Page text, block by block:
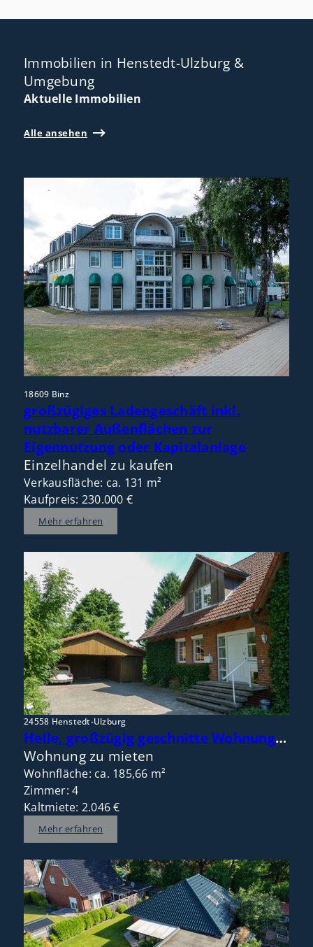
Immobilien in Henstedt-Ulzburg &
Umgebung
Aktuelle Immobilien
Alle ansehen
18609 Binz
großzügiges Ladengeschäft inkl.
nutzbarer Außenflächen zur
Eigennutzung oder Kapitalanlage
Einzelhandel zu kaufen
Verkausfläche: ca. 131 m²
Kaufpreis: 230.000 €
Mehr erfahren
24558 Henstedt-Ulzburg
Helle, großzügig geschnitte Wohnung im Doppelhaus mit Gartennutzung in naturnaher ruhiger Lage
Wohnung zu mieten
Wohnfläche: ca. 185,66 m²
Zimmer: 4
Kaltmiete: 2.046 €
Mehr erfahren